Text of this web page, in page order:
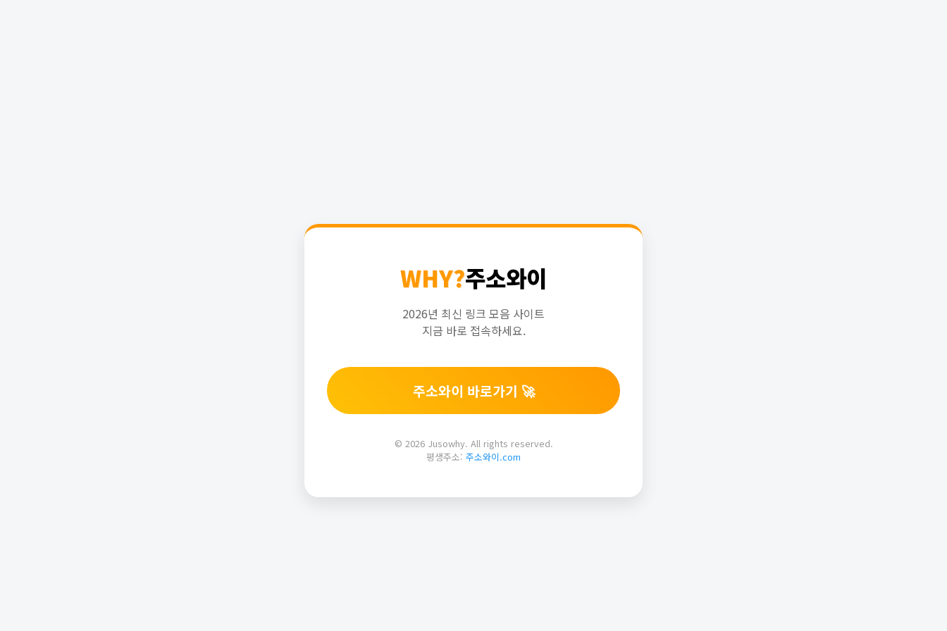
WHY?주소와이
2026년 최신 링크 모음 사이트
지금 바로 접속하세요.
주소와이 바로가기 🚀
© 2026 Jusowhy. All rights reserved.
평생주소: 주소와이.com